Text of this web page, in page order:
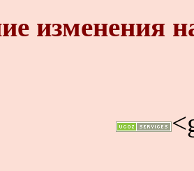
изменения
<